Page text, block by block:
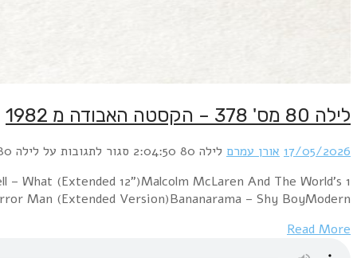
1 Depeche Mode – Leave In Silence (Longer)ABC –
Famous Supreme Team – Buffalo Gals